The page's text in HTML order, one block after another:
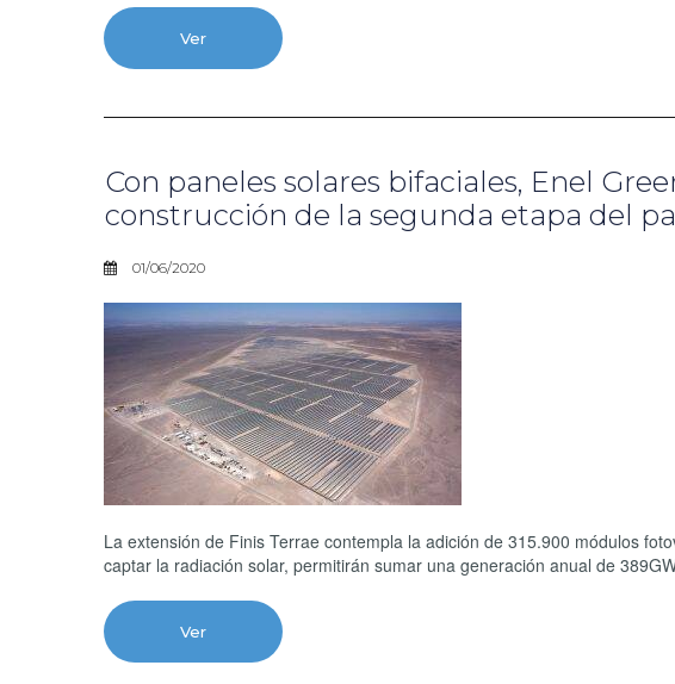
Ver
Con paneles solares bifaciales, Enel
construcción de la segunda etapa del
01/06/2020
La extensión de Finis Terrae contempla la adición de 315.900 módulos
captar la radiación solar, permitirán sumar una generación anual de
Ver